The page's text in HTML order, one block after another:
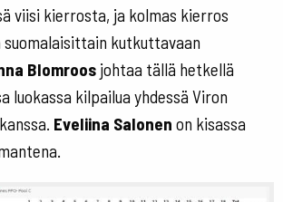
viisi kierrosta, ja kolmas kierros
kutkuttavaan
Blomroosjohtaa tällä hetkellä
luokassa kilpailua yhdessä Viron
kanssa. Eveliina Salonen on kisassa